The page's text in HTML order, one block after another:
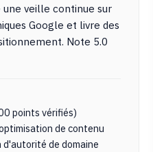
une veille continue sur
Google et livre des
Note 5.0
points vérifiés)
de contenu
de domaine